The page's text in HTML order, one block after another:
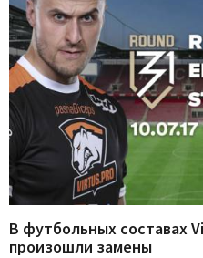
В футбольных составах
произошли замены